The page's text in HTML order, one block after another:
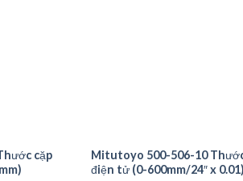
cặp
Mitutoyo 500-506-10
điện tử (0-600mm/24″ x 0.01)